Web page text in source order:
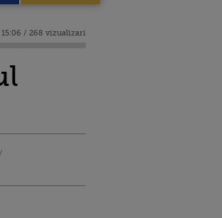
/ 268 vizualizari